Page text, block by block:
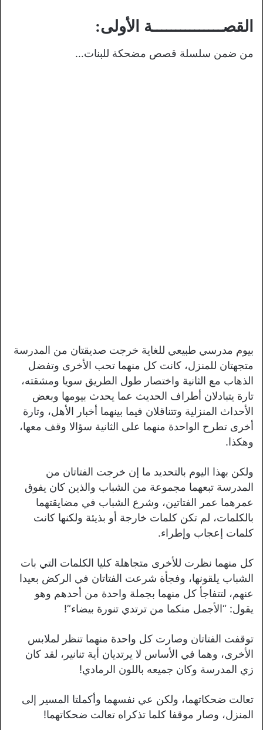
القصـــــــــــــــة الأولى:
من ضمن سلسلة قصص مضحكة للبنات…
بيوم مدرسي طبيعي للغاية خرجت صديقتان من المدرسة
متجهتان للمنزل، كانت كل منهما تحب الأخرى وتفضل
الذهاب مع الثانية واختصار طول الطريق سويا ومشقته،
تارة يتبادلان أطراف الحديث عما يحدث بيومها وبعض
الأحداث المنزلية وتتناقلان فيما بينهما أخبار الأهل، وتارة
أخرى تطرح الواحدة منهما على الثانية سؤالا وقف معها،
وهكذا.
ولكن بهذا اليوم بالتحديد ما إن خرجت الفتاتان من
المدرسة تبعهما مجموعة من الشباب والذين كان يفوق
عمرهما عمر الفتاتين، وشرع الشباب في مضايقتهما
بالكلمات، لم تكن كلمات خارجة أو بذيئة ولكنها كانت
كلمات إعجاب وإطراء.
كل منهما نظرت للأخرى متجاهلة كليا الكلمات التي بات
الشباب يلقونها، وفجأة شرعت الفتاتان في الركض بعيدا
عنهم، لتتفاجأ كل منهما بجملة واحدة من أحدهم وهو
يقول: “الأجمل منكما من ترتدي تنورة بيضاء”!
توقفت الفتاتان وصارت كل واحدة منهما تنظر لملابس
الأخرى، وهما في الأساس لا يرتديان أية تنانير، لقد كان
زي المدرسة وكان جميعه باللون الرمادي!
تعالت ضحكاتهما، ولكن عي نفسهما وأكملتا المسير إلى
المنزل، وصار موقفا كلما تذكراه تعالت ضحكاتهما!